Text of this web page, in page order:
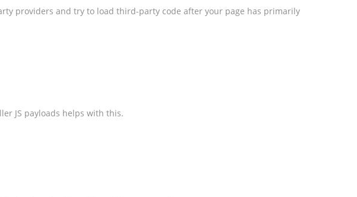
providers and try to load third-party code after your page has primarily
JS payloads helps with this.